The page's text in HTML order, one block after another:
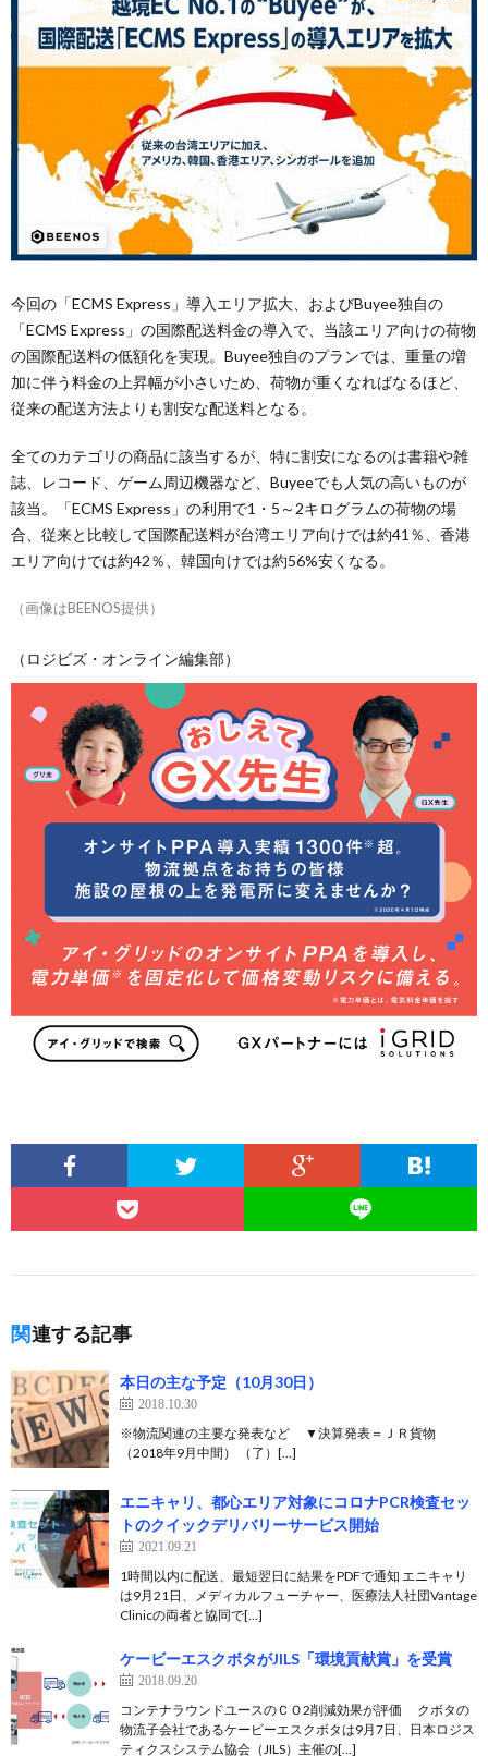
今回の「ECMS Express」導入エリア拡大、およびBuyee独自の
「ECMS Express」の国際配送料金の導入で、当該エリア向けの荷物
の国際配送料の低額化を実現。Buyee独自のプランでは、重量の増
加に伴う料金の上昇幅が小さいため、荷物が重くなればなるほど、
従来の配送方法よりも割安な配送料となる。
全てのカテゴリの商品に該当するが、特に割安になるのは書籍や雑
誌、レコード、ゲーム周辺機器など、Buyeeでも人気の高いものが
該当。「ECMS Express」の利用で1・5～2キログラムの荷物の場
合、従来と比較して国際配送料が台湾エリア向けでは約41％、香港
エリア向けでは約42％、韓国向けでは約56%安くなる。
（画像はBEENOS提供）
（ロジビズ・オンライン編集部）
関連する記事
本日の主な予定（10月30日）
2018.10.30
※物流関連の主要な発表など ▼決算発表＝ＪＲ貨物
（2018年9月中間） （了）[…]
エニキャリ、都心エリア対象にコロナPCR検査セッ
トのクイックデリバリーサービス開始
2021.09.21
1時間以内に配送、最短翌日に結果をPDFで通知 エニキャリ
は9月21日、メディカルフューチャー、医療法人社団Vantage
Clinicの両者と協同で[…]
ケービーエスクボタがJILS「環境貢献賞」を受賞
2018.09.20
コンテナラウンドユースのＣＯ2削減効果が評価 クボタの
物流子会社であるケービーエスクボタは9月7日、日本ロジス
ティクスシステム協会（JILS）主催の[…]